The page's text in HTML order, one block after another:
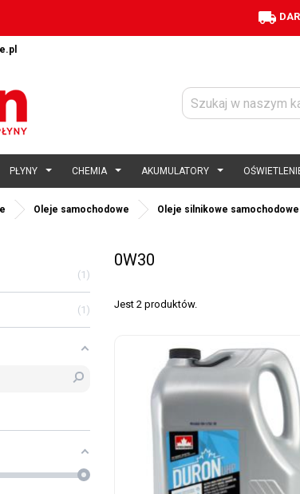
local_shipping
PŁYNY CHEMIA AKUMULATORY
Oleje samochodowe Oleje silnikowe samochodowe
1
1
0W30
Jest 2 produktów.